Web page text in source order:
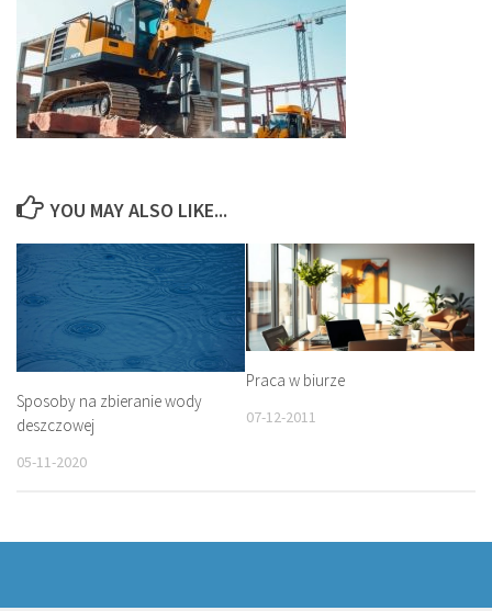
YOU MAY ALSO LIKE...
Sposoby na zbieranie wody
deszczowej
05-11-2020
Praca w biurze
07-12-2011